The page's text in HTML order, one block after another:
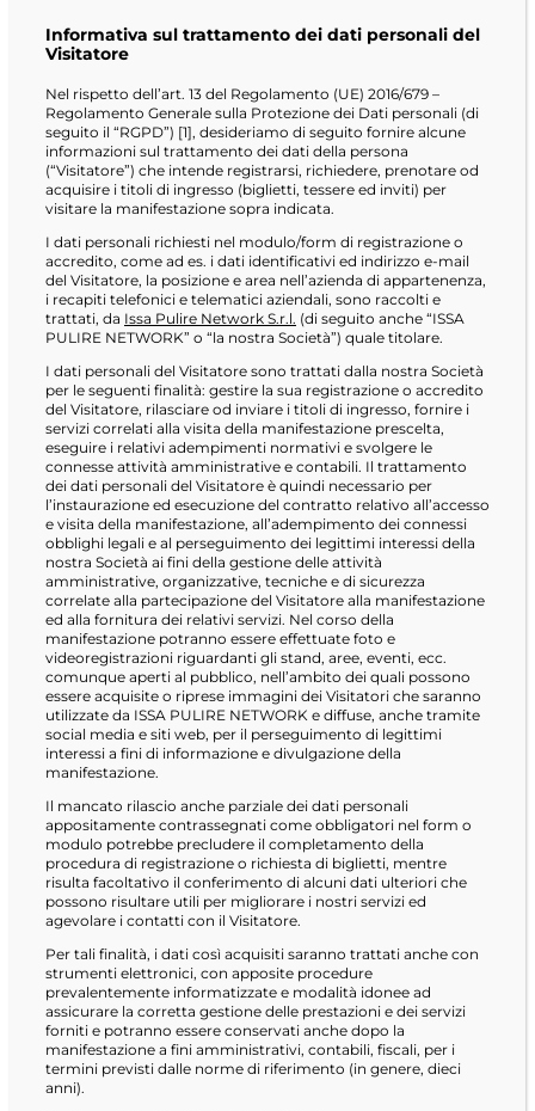
Informativa sul trattamento dei dati personali del
Visitatore
Nel rispetto dell’art. 13 del Regolamento (UE) 2016/679 –
Regolamento Generale sulla Protezione dei Dati personali (di
seguito il “RGPD”) [1], desideriamo di seguito fornire alcune
informazioni sul trattamento dei dati della persona
(“Visitatore”) che intende registrarsi, richiedere, prenotare od
acquisire i titoli di ingresso (biglietti, tessere ed inviti) per
visitare la manifestazione sopra indicata.
I dati personali richiesti nel modulo/form di registrazione o
accredito, come ad es. i dati identificativi ed indirizzo e-mail
del Visitatore, la posizione e area nell’azienda di appartenenza,
i recapiti telefonici e telematici aziendali, sono raccolti e
trattati, da Issa Pulire Network S.r.l. (di seguito anche “ISSA
PULIRE NETWORK” o “la nostra Società”) quale titolare.
I dati personali del Visitatore sono trattati dalla nostra Società
per le seguenti finalità: gestire la sua registrazione o accredito
del Visitatore, rilasciare od inviare i titoli di ingresso, fornire i
servizi correlati alla visita della manifestazione prescelta,
eseguire i relativi adempimenti normativi e svolgere le
connesse attività amministrative e contabili. Il trattamento
dei dati personali del Visitatore è quindi necessario per
l’instaurazione ed esecuzione del contratto relativo all’accesso
e visita della manifestazione, all’adempimento dei connessi
obblighi legali e al perseguimento dei legittimi interessi della
nostra Società ai fini della gestione delle attività
amministrative, organizzative, tecniche e di sicurezza
correlate alla partecipazione del Visitatore alla manifestazione
ed alla fornitura dei relativi servizi. Nel corso della
manifestazione potranno essere effettuate foto e
videoregistrazioni riguardanti gli stand, aree, eventi, ecc.
comunque aperti al pubblico, nell’ambito dei quali possono
essere acquisite o riprese immagini dei Visitatori che saranno
utilizzate da ISSA PULIRE NETWORK e diffuse, anche tramite
social media e siti web, per il perseguimento di legittimi
interessi a fini di informazione e divulgazione della
manifestazione.
Il mancato rilascio anche parziale dei dati personali
appositamente contrassegnati come obbligatori nel form o
modulo potrebbe precludere il completamento della
procedura di registrazione o richiesta di biglietti, mentre
risulta facoltativo il conferimento di alcuni dati ulteriori che
possono risultare utili per migliorare i nostri servizi ed
agevolare i contatti con il Visitatore.
Per tali finalità, i dati così acquisiti saranno trattati anche con
strumenti elettronici, con apposite procedure
prevalentemente informatizzate e modalità idonee ad
assicurare la corretta gestione delle prestazioni e dei servizi
forniti e potranno essere conservati anche dopo la
manifestazione a fini amministrativi, contabili, fiscali, per i
termini previsti dalle norme di riferimento (in genere, dieci
anni).